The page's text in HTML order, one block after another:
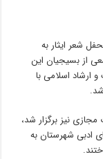
شعر ایثار به
از بسیجیان این
اسلامی با
نیز برگزار شد،
انجمن های ادبی شهرستان به